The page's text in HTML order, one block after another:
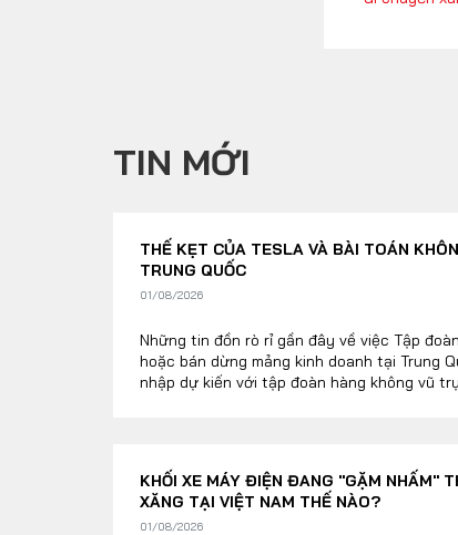
TIN MỚI
THẾ KẸT CỦA TESLA VÀ BÀI TOÁN
TRUNG QUỐC
01/08/2026
Những tin đồn rò rỉ gần đây về việc Tập
hoặc bán dừng mảng kinh doanh tại Trung
nhập dự kiến với tập đoàn hàng không vũ
KHỐI XE MÁY ĐIỆN ĐANG "GẶM NHẤM"
XĂNG TẠI VIỆT NAM THẾ NÀO?
01/08/2026